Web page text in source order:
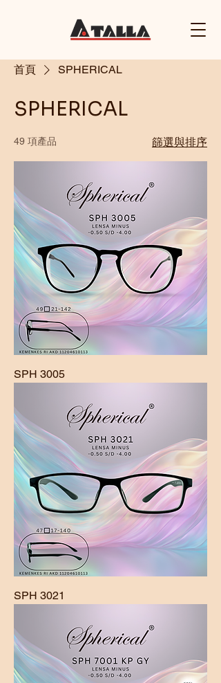
首頁 SPHERICAL
SPHERICAL
49 項產品 篩選與排序
SPH 3005
SPH 3021